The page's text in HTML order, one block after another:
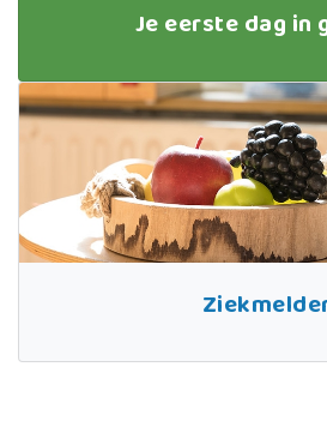
Je eerste dag in